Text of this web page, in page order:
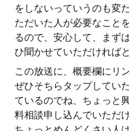
をしないっていうのも変
ただいた人が必要なこと
るので、安心して、まず
ひ聞かせていただければ
この放送に、概要欄にリ
ぜひそちらタップしてい
ているのでね、ちょっと
料相談申し込んでいただ